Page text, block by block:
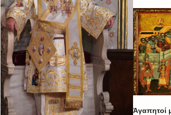
Ἀγαπητοί